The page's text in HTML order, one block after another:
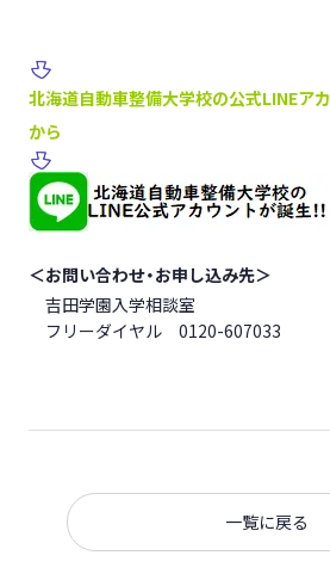
北海道自動車整備大学校の公式LINEア
から
＜お問い合わせ・お申し込み先＞
吉田学園入学相談室
フリーダイヤル 0120-607033
一覧に戻る